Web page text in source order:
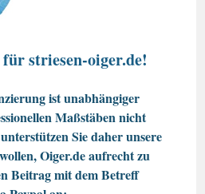
striesen-oiger.de!
ist unabhängiger
Maßstäben nicht
Sie daher unsere
Oiger.de aufrecht zu
Beitrag mit dem Betreff